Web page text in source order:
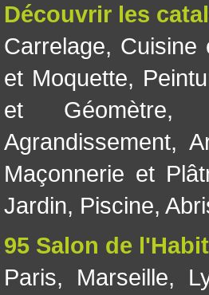
Découvrir les
Carrelage, Cuisine
et Moquette,
et Géomètre,
Agrandissement,
Maçonnerie et
Jardin, Piscine,
95 Salon de
Paris, Marseille,